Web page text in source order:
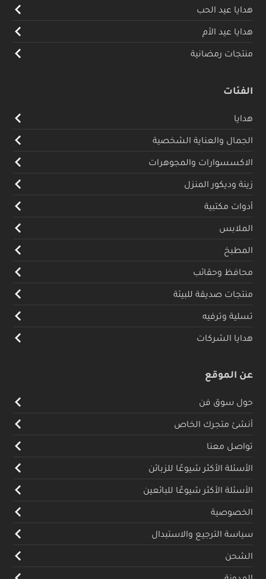
هدايا عيد الحب
هدايا عيد الأم
منتجات رمضانية
الفئات
هدايا
الجمال والعناية الشخصية
الاكسسوارات والمجوهرات
زينة وديكور المنزل
أدوات مكتبية
الملابس
المطبخ
محافظ وحقائب
منتجات صديقة للبيئة
تسلية وترفيه
هدايا الشركات
عن الموقع
حول سوق فن
أنشئ متجرك الخاص
تواصل معنا
الأسئلة الأكثر شيوعًا للزبائن
الأسئلة الأكثر شيوعًا للبائعين
الخصوصية
سياسة الترجيع والاستبدال
الشحن